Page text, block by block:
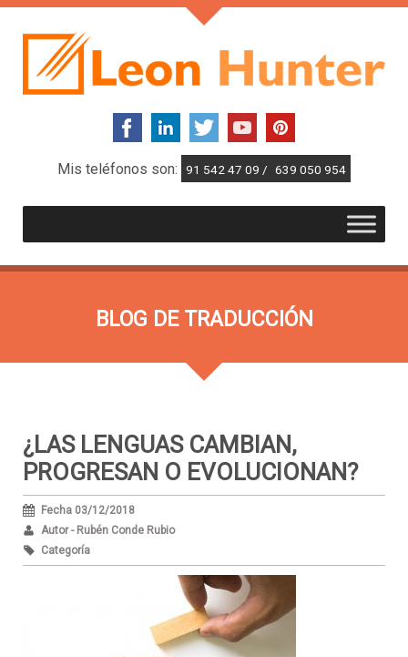
Mis teléfonos son: 91 542 47 09 / 639 050 954
BLOG DE TRADUCCIÓN
¿LAS LENGUAS CAMBIAN,
PROGRESAN O EVOLUCIONAN?
Fecha 03/12/2018
Autor - Rubén Conde Rubio
Categoría